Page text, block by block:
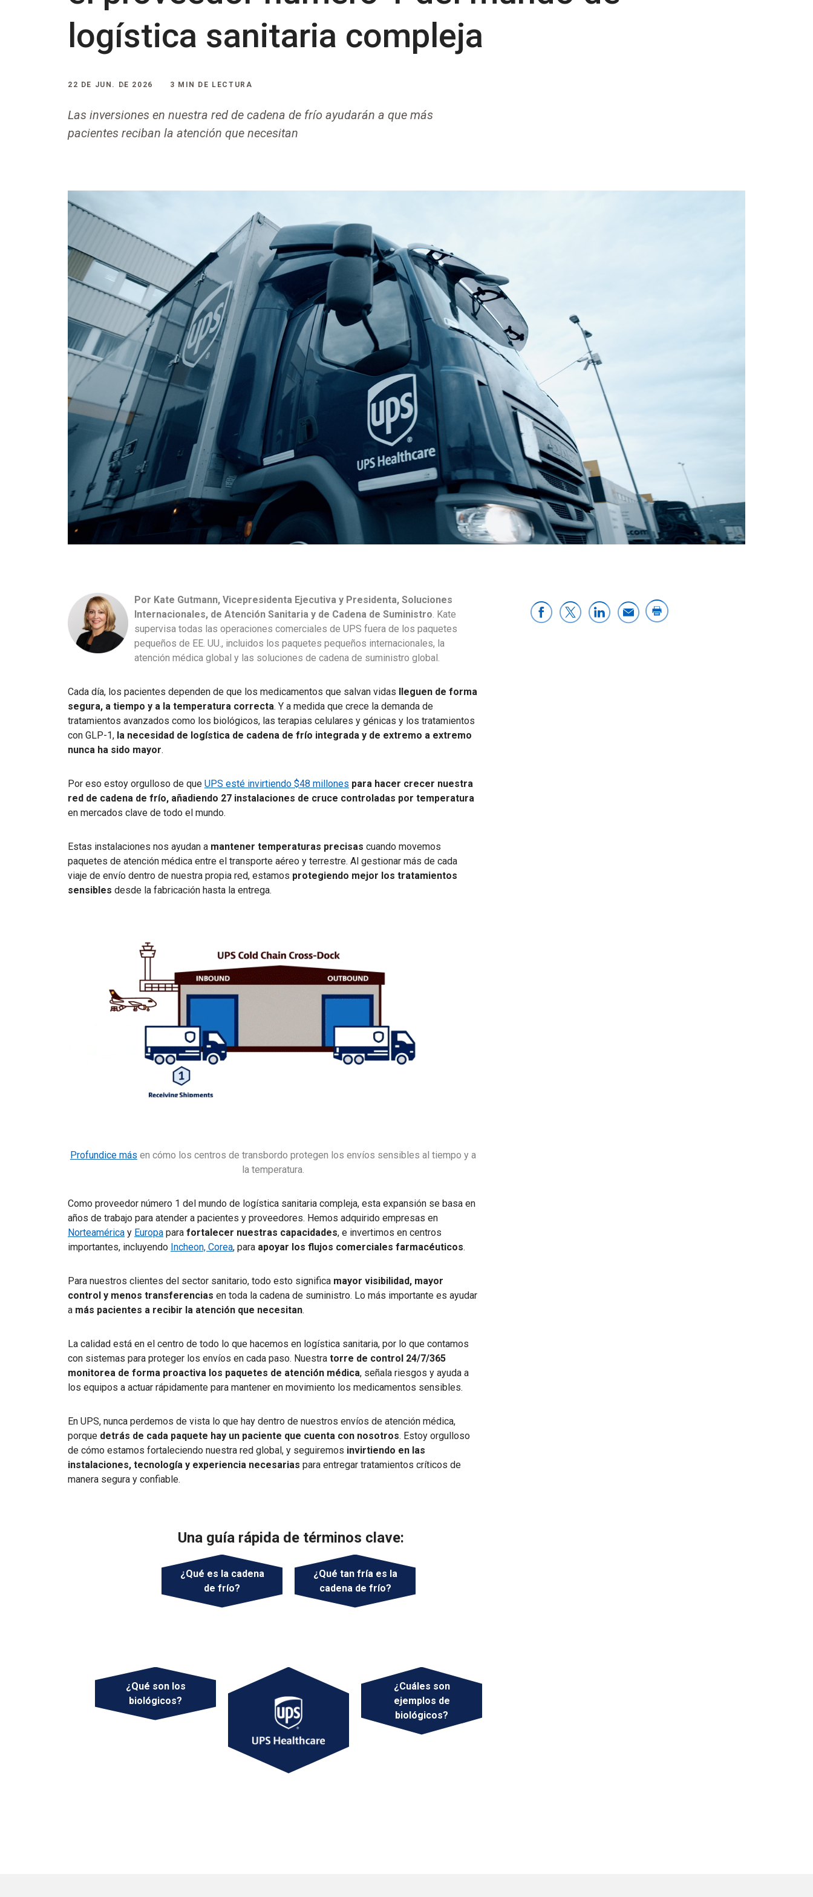
logística sanitaria compleja
22 DE JUN. DE 2026 3 MIN DE LECTURA
Las inversiones en nuestra red de cadena de frío ayudarán a que más
pacientes reciban la atención que necesitan
Por Kate Gutmann, Vicepresidenta Ejecutiva y Presidenta, Soluciones
Internacionales, de Atención Sanitaria y de Cadena de Suministro. Kate
supervisa todas las operaciones comerciales de UPS fuera de los paquetes
pequeños de EE. UU., incluidos los paquetes pequeños internacionales, la
atención médica global y las soluciones de cadena de suministro global.
Cada día, los pacientes dependen de que los medicamentos que salvan vidas lleguen de forma
segura, a tiempo y a la temperatura correcta. Y a medida que crece la demanda de
tratamientos avanzados como los biológicos, las terapias celulares y génicas y los tratamientos
con GLP-1, la necesidad de logística de cadena de frío integrada y de extremo a extremo
nunca ha sido mayor.
Por eso estoy orgulloso de que UPS esté invirtiendo $48 millones para hacer crecer nuestra
red de cadena de frío, añadiendo 27 instalaciones de cruce controladas por temperatura
en mercados clave de todo el mundo.
Estas instalaciones nos ayudan a mantener temperaturas precisas cuando movemos
paquetes de atención médica entre el transporte aéreo y terrestre. Al gestionar más de cada
viaje de envío dentro de nuestra propia red, estamos protegiendo mejor los tratamientos
sensibles desde la fabricación hasta la entrega.
Profundice más en cómo los centros de transbordo protegen los envíos sensibles al tiempo y a
la temperatura.
Como proveedor número 1 del mundo de logística sanitaria compleja, esta expansión se basa en
años de trabajo para atender a pacientes y proveedores. Hemos adquirido empresas en
Norteamérica y Europa para fortalecer nuestras capacidades, e invertimos en centros
importantes, incluyendo Incheon, Corea, para apoyar los flujos comerciales farmacéuticos.
Para nuestros clientes del sector sanitario, todo esto significa mayor visibilidad, mayor
control y menos transferencias en toda la cadena de suministro. Lo más importante es ayudar
a más pacientes a recibir la atención que necesitan.
La calidad está en el centro de todo lo que hacemos en logística sanitaria, por lo que contamos
con sistemas para proteger los envíos en cada paso. Nuestra torre de control 24/7/365
monitorea de forma proactiva los paquetes de atención médica, señala riesgos y ayuda a
los equipos a actuar rápidamente para mantener en movimiento los medicamentos sensibles.
En UPS, nunca perdemos de vista lo que hay dentro de nuestros envíos de atención médica,
porque detrás de cada paquete hay un paciente que cuenta con nosotros. Estoy orgulloso
de cómo estamos fortaleciendo nuestra red global, y seguiremos invirtiendo en las
instalaciones, tecnología y experiencia necesarias para entregar tratamientos críticos de
manera segura y confiable.
Una guía rápida de términos clave:
¿Qué es la cadena
de frío?
¿Qué tan fría es la
cadena de frío?
¿Qué son los
biológicos?
¿Cuáles son
ejemplos de
biológicos?